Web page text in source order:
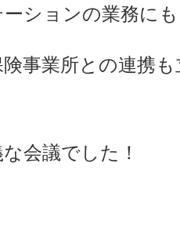
ションの業務に
事業所との連携も
会議でした！